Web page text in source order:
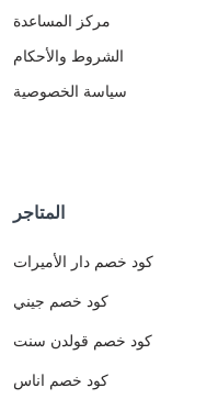
مركز المساعدة
الشروط والأحكام
سياسة الخصوصية
المتاجر
كود خصم دار الأميرات
كود خصم جيني
كود خصم قولدن سنت
كود خصم اناس